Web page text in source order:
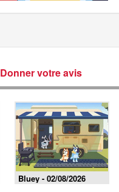
Donner votre avis
Bluey - 02/08/2026